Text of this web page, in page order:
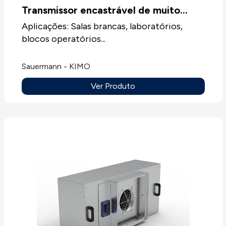
Transmissor encastrável de muito
baixa pressão CPE310S
Aplicações: Salas brancas, laboratórios,
blocos operatórios...
Sauermann - KIMO
Ver Produto